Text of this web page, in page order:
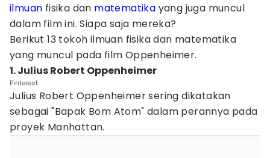
ilmuan fisika dan matematika yang juga muncul
dalam film ini. Siapa saja mereka?
Berikut 13 tokoh ilmuan fisika dan matematika
yang muncul pada film Oppenheimer.
1. Julius Robert Oppenheimer
Pinterest
Julius Robert Oppenheimer sering dikatakan
sebagai "Bapak Bom Atom" dalam perannya pada
proyek Manhattan.